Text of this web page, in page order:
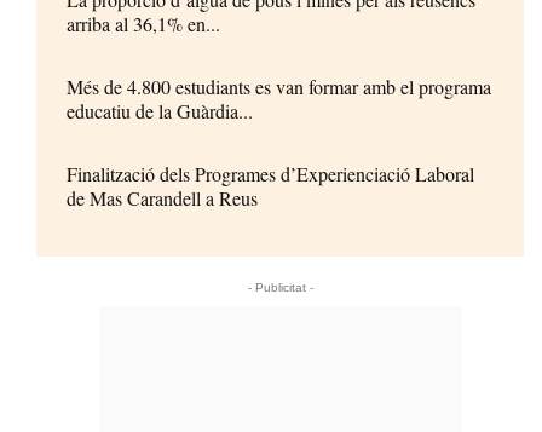
arriba al 36,1% en...
Més de 4.800 estudiants es van formar amb el programa
educatiu de la Guàrdia...
Finalització dels Programes d’Experienciació Laboral
de Mas Carandell a Reus
- Publicitat -